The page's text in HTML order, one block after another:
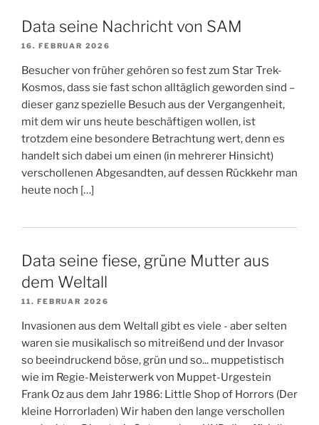
Data seine Nachricht von SAM
16. FEBRUAR 2026
Besucher von früher gehören so fest zum Star Trek-
Kosmos, dass sie fast schon alltäglich geworden sind –
dieser ganz spezielle Besuch aus der Vergangenheit,
mit dem wir uns heute beschäftigen wollen, ist
trotzdem eine besondere Betrachtung wert, denn es
handelt sich dabei um einen (in mehrerer Hinsicht)
verschollenen Abgesandten, auf dessen Rückkehr man
heute noch […]
Data seine fiese, grüne Mutter aus
dem Weltall
11. FEBRUAR 2026
Invasionen aus dem Weltall gibt es viele - aber selten
waren sie musikalisch so mitreißend und der Invasor
so beeindruckend böse, grün und so... muppetistisch
wie im Regie-Meisterwerk von Muppet-Urgestein
Frank Oz aus dem Jahr 1986: Little Shop of Horrors (Der
kleine Horrorladen) Wir haben den lange verschollen